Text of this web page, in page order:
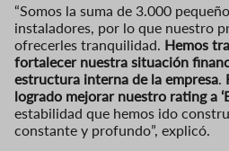
“Somos la suma de 3.000
instaladores, por lo que nuestro
ofrecerles tranquilidad. Hemos
fortalecer nuestra situación
estructura interna de la empresa
logrado mejorar nuestro rating a
estabilidad que hemos ido
constante y profundo”, explicó.